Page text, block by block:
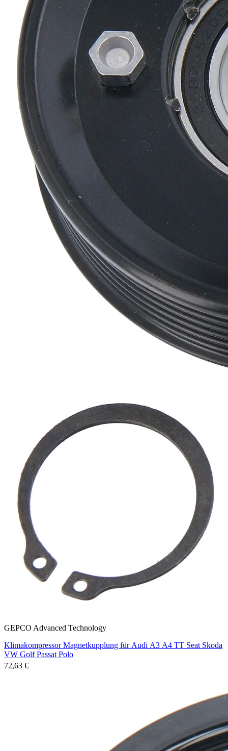
GEPCO Advanced Technology
Klimakompressor Magnetkupplung für Audi A3 A4 TT Seat Skoda
VW Golf Passat Polo
72,63 €